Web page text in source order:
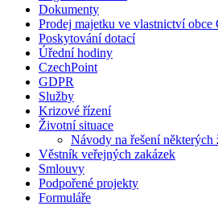
Dokumenty
Prodej majetku ve vlastnictví obce
Poskytování dotací
Úřední hodiny
CzechPoint
GDPR
Služby
Krizové řízení
Životní situace
Návody na řešení
Věstník veřejných zakázek
Smlouvy
Podpořené projekty
Formuláře